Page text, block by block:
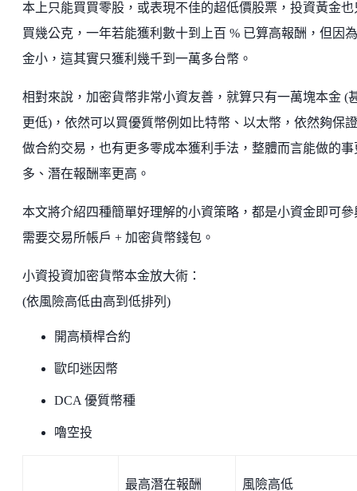
本上只能買買零股，或表現不佳的超低價股票，投資黃金也
買幾公克，一年若能獲利數十到上百 % 已算高報酬，但因
金小，這其實只獲利幾千到一萬多台幣。
相對來說，加密貨幣非常小資友善，就算只有一萬塊本金 (
更低)，依然可以買優質幣例如比特幣、以太幣，依然夠保
做合約交易，也有更多零成本獲利手法，整體而言能做的事
多、潛在報酬率更高。
本文將介紹四種簡單好理解的小資策略，都是小資金即可參
需要交易所帳戶 + 加密貨幣錢包。
小資投資加密貨幣本金放大術：
(依風險高低由高到低排列)
開高槓桿合約
歐印迷因幣
DCA 優質幣種
嚕空投
最高潛在報酬 風險高低